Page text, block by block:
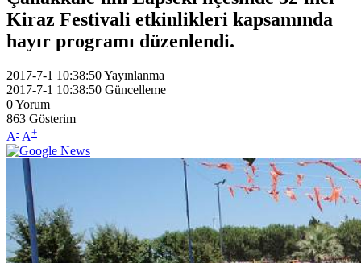
Kiraz Festivali etkinlikleri kapsamında
hayır programı düzenlendi.
2017-7-1 10:38:50Yayınlanma
2017-7-1 10:38:50 Güncelleme
0Yorum
863 Gösterim
A- A+